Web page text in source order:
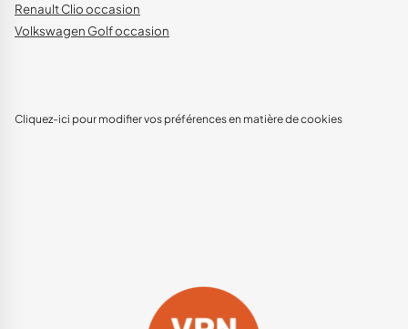
Renault Clio occasion
Volkswagen Golf occasion
Cliquez-ici pour modifier vos préférences en matière de cookies